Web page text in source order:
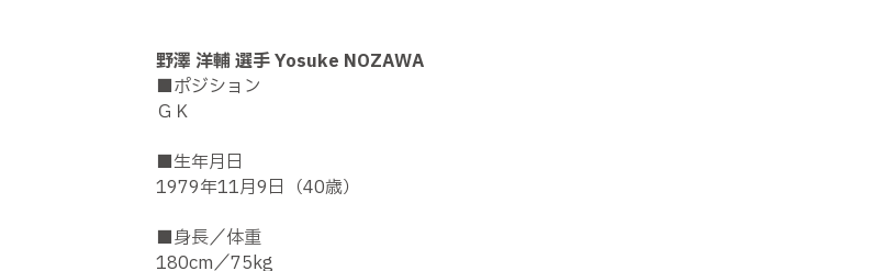
野澤 洋輔 選手 Yosuke NOZAWA
■ポジション
ＧＫ
■生年月日
1979年11月9日（40歳）
■身長／体重
180cm／75kg